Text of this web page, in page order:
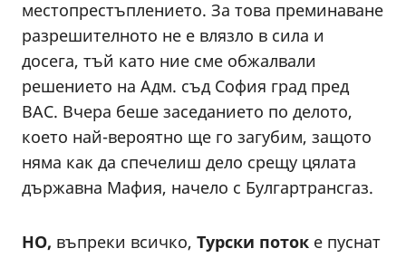
местопрестъплението. За това преминаване
разрешителното не е влязло в сила и
досега, тъй като ние сме обжалвали
решението на Адм. съд София град пред
ВАС. Вчера беше заседанието по делото,
което най-вероятно ще го загубим, защото
няма как да спечелиш дело срещу цялата
държавна Мафия, начело с Булгартрансгаз.
НО, въпреки всичко, Турски поток е пуснат